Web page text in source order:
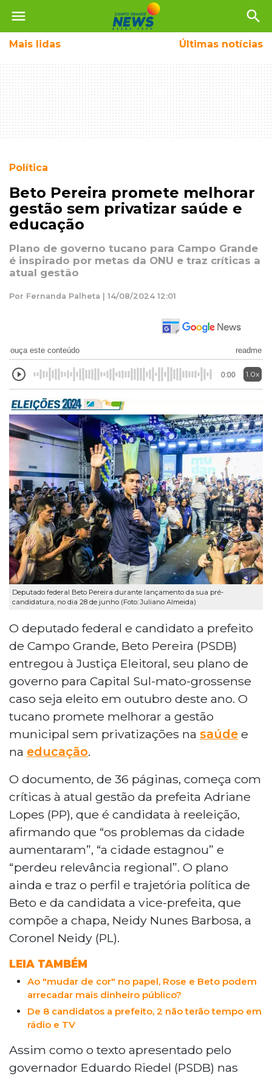
menu search
Mais lidas Últimas notícias
Política
Beto Pereira promete melhorar
gestão sem privatizar saúde e
educação
Plano de governo tucano para Campo Grande
é inspirado por metas da ONU e traz críticas a
atual gestão
Por Fernanda Palheta | 14/08/2024 12:01
ouça este conteúdo readme
0:00 1.0x
Deputado federal Beto Pereira durante lançamento da sua pré-
candidatura, no dia 28 de junho (Foto: Juliano Almeida)
O deputado federal e candidato a prefeito
de Campo Grande, Beto Pereira (PSDB)
entregou à Justiça Eleitoral, seu plano de
governo para Capital Sul-mato-grossense
caso seja eleito em outubro deste ano. O
tucano promete melhorar a gestão
municipal sem privatizações na saúde e
na educação.
O documento, de 36 páginas, começa com
críticas à atual gestão da prefeita Adriane
Lopes (PP), que é candidata à reeleição,
afirmando que “os problemas da cidade
aumentaram”, “a cidade estagnou” e
“perdeu relevância regional”. O plano
ainda e traz o perfil e trajetória política de
Beto e da candidata a vice-prefeita, que
compõe a chapa, Neidy Nunes Barbosa, a
Coronel Neidy (PL).
LEIA TAMBÉM
Ao "mudar de cor" no papel, Rose e Beto podem
arrecadar mais dinheiro público?
De 8 candidatos a prefeito, 2 não terão tempo em
rádio e TV
Assim como o texto apresentado pelo
governador Eduardo Riedel (PSDB) nas